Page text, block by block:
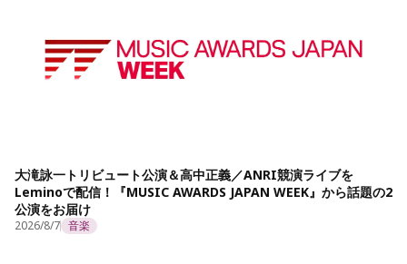
大滝詠一トリビュート公演＆高中正義／ANRI競演ライブを
Leminoで配信！『MUSIC AWARDS JAPAN WEEK』から話題の2
公演をお届け
2026/8/7 音楽